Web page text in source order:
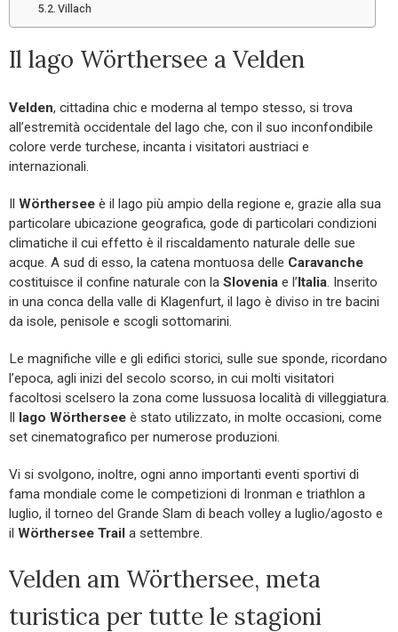
Villach
Il lago Wörthersee a Velden
Velden, cittadina chic e moderna al tempo stesso, si trova
all’estremità occidentale del lago che, con il suo inconfondibile
colore verde turchese, incanta i visitatori austriaci e
internazionali.
Il Wörthersee è il lago più ampio della regione e, grazie alla sua
particolare ubicazione geografica, gode di particolari condizioni
climatiche il cui effetto è il riscaldamento naturale delle sue
acque. A sud di esso, la catena montuosa delle Caravanche
costituisce il confine naturale con la Slovenia e l’Italia. Inserito
in una conca della valle di Klagenfurt, il lago è diviso in tre bacini
da isole, penisole e scogli sottomarini.
Le magnifiche ville e gli edifici storici, sulle sue sponde, ricordano
l’epoca, agli inizi del secolo scorso, in cui molti visitatori
facoltosi scelsero la zona come lussuosa località di villeggiatura.
Il lago Wörthersee è stato utilizzato, in molte occasioni, come
set cinematografico per numerose produzioni.
Vi si svolgono, inoltre, ogni anno importanti eventi sportivi di
fama mondiale come le competizioni di Ironman e triathlon a
luglio, il torneo del Grande Slam di beach volley a luglio/agosto e
il Wörthersee Trail a settembre.
Velden am Wörthersee, meta
turistica per tutte le stagioni